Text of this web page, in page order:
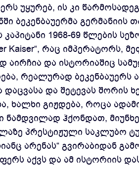
უყურებ, ის კი
ბეკენბაუერმა
1968-69 წლების
Kaiser“, რაც იმპერატორს,
და ისტორიაშიც
რეალურად
დაცვასა და შეტევას
ხალხი გიჟდება, როცა
ნამდვილად ჰქონდათ,
პრესტიჟული საკლუბო
არენას“ გვირაბიდან
აქვს და ამ ისტორიის